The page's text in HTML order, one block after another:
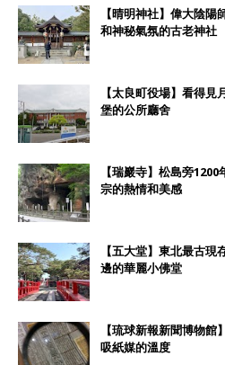
【晴明神社】偉大陰
和神秘氣氛的古老神社
【太良町役場】看得
堡的公所廳舍
【瑞巖寺】松島旁
宗的熱情和美感
【五大堂】東北最古
邊的華麗小佛堂
【琉球新報新聞博物
吸紙媒的溫度